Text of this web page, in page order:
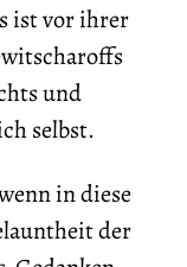
ist vor ihrer
und
selbst.
in diese
der